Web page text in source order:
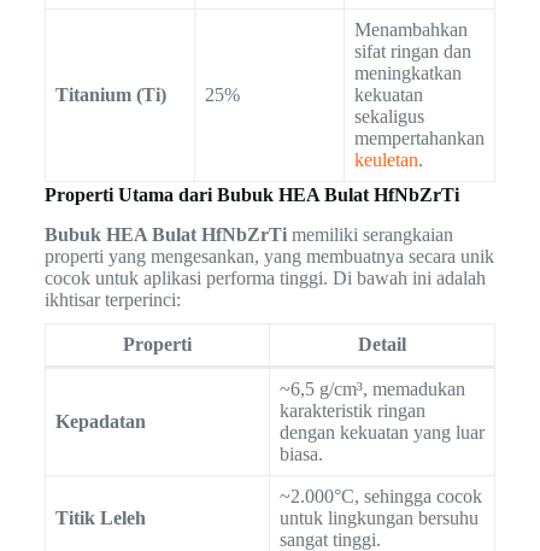
Titanium (Ti) 25%
Menambahkan
sifat ringan dan
meningkatkan
kekuatan
sekaligus
mempertahankan
keuletan.
Properti Utama dari Bubuk HEA Bulat HfNbZrTi
Bubuk HEA Bulat HfNbZrTimemiliki serangkaian
properti yang mengesankan, yang membuatnya secara unik
cocok untuk aplikasi performa tinggi. Di bawah ini adalah
ikhtisar terperinci:
Properti Detail
Kepadatan
~6,5 g/cm³, memadukan
karakteristik ringan
dengan kekuatan yang luar
biasa.
Titik Leleh
~2.000°C, sehingga cocok
untuk lingkungan bersuhu
sangat tinggi.